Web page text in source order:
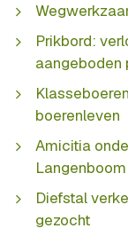
Prikbord:
aangeboden
boerenleven
Amicitia
Diefstal
gezocht